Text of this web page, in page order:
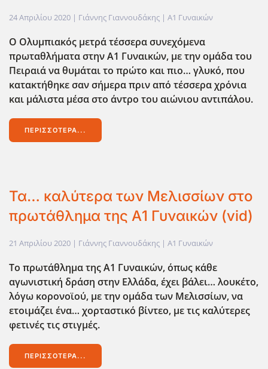
24 Απριλίου 2020 | Γιάννης Γιαννουδάκης | Α1 Γυναικών
Ο Ολυμπιακός μετρά τέσσερα συνεχόμενα
πρωταθλήματα στην Α1 Γυναικών, με την ομάδα του
Πειραιά να θυμάται το πρώτο και πιο… γλυκό, που
κατακτήθηκε σαν σήμερα πριν από τέσσερα χρόνια
και μάλιστα μέσα στο άντρο του αιώνιου αντιπάλου.
ΠΕΡΙΣΣΌΤΕΡΑ...
Τα… καλύτερα των Μελισσίων στο
πρωτάθλημα της Α1 Γυναικών (vid)
21 Απριλίου 2020 | Γιάννης Γιαννουδάκης | Α1 Γυναικών
Το πρωτάθλημα της Α1 Γυναικών, όπως κάθε
αγωνιστική δράση στην Ελλάδα, έχει βάλει… λουκέτο,
λόγω κορονοϊού, με την ομάδα των Μελισσίων, να
ετοιμάζει ένα… χορταστικό βίντεο, με τις καλύτερες
φετινές τις στιγμές.
ΠΕΡΙΣΣΌΤΕΡΑ...